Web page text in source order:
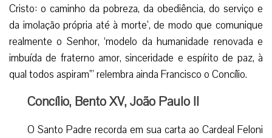
Cristo: o caminho da pobreza, da obediência, do serviço e
da imolação própria até à morte’, de modo que comunique
realmente o Senhor, ‘modelo da humanidade renovada e
imbuída de fraterno amor, sinceridade e espírito de paz, à
qual todos aspiram'” relembra ainda Francisco o Concílio.
Concílio, Bento XV, João Paulo II
O Santo Padre recorda em sua carta ao Cardeal Feloni